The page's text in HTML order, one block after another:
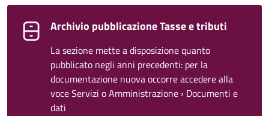
Archivio pubblicazione Tasse e tributi
La sezione mette a disposizione quanto
pubblicato negli anni precedenti: per la
documentazione nuova occorre accedere alla
voce Servizi o Amministrazione › Documenti e
dati